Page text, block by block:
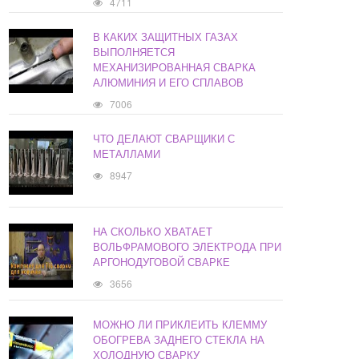
В КАКИХ ЗАЩИТНЫХ ГАЗАХ
ВЫПОЛНЯЕТСЯ
МЕХАНИЗИРОВАННАЯ СВАРКА
АЛЮМИНИЯ И ЕГО СПЛАВОВ
7006
ЧТО ДЕЛАЮТ СВАРЩИКИ С
МЕТАЛЛАМИ
8947
НА СКОЛЬКО ХВАТАЕТ
ВОЛЬФРАМОВОГО ЭЛЕКТРОДА ПРИ
АРГОНОДУГОВОЙ СВАРКЕ
3656
МОЖНО ЛИ ПРИКЛЕИТЬ КЛЕММУ
ОБОГРЕВА ЗАДНЕГО СТЕКЛА НА
ХОЛОДНУЮ СВАРКУ